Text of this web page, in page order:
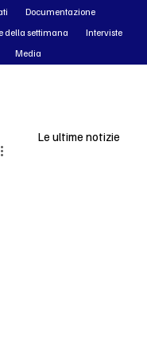
Le ultime notizie
Documentazione
della settimana
Interviste
Media